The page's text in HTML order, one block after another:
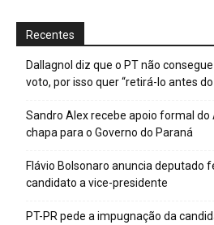
Recentes
Dallagnol diz que o PT não
voto, por isso quer “retirá-lo antes do
Sandro Alex recebe apoio formal do
chapa para o Governo do Paraná
Flávio Bolsonaro anuncia deputado
candidato a vice-presidente
PT-PR pede a impugnação da